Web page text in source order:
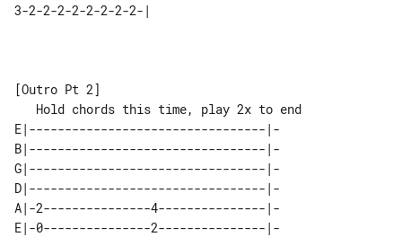
3-2-2-2-2-2-2-2-2-|
E|---------------------------------|-
B|---------------------------------|-
G|---------------------------------|-
D|---------------------------------|-
A|-2---------------4---------------|-
E|-0---------------2---------------|-